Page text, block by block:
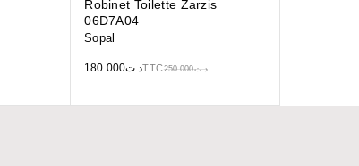
Robinet Toilette Zarzis
06D7A04
Sopal
د.ت250.000 د.ت180.000 TTC